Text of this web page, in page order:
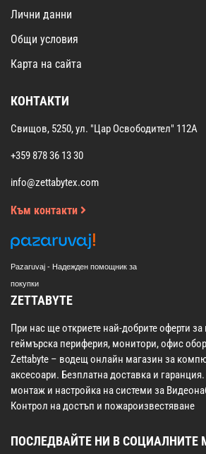
Лични данни
Общи условия
Карта на сайта
КОНТАКТИ
Свищов, 5250, ул. "Цар Освободител" 112А
+359 878 36 13 30
info@zettabytex.com
Към контакти
Pazaruvaj - Надежден помощник за
покупки
ZETTABYTE
При нас ще откриете най-добрите оферти
геймърска периферия, монитори, офис
Zettabyte – водещ онлайн магазин за
аксесоари. Безплатна доставка и
монтаж и настройка на системи за
Контрол на достъп и пожароизвестяване
ПОСЛЕДВАЙТЕ НИ В СОЦИАЛНИТЕ